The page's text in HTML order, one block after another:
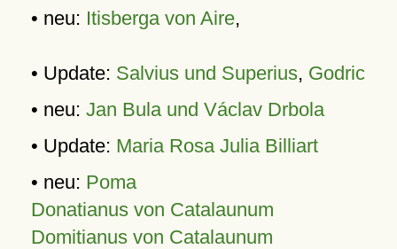
• neu: Itisberga von Aire,
• Update: Salvius und Superius, Godric
• neu: Jan Bula und Václav Drbola
• Update: Maria Rosa Julia Billiart
• neu: Poma
Donatianus von Catalaunum
Domitianus von Catalaunum